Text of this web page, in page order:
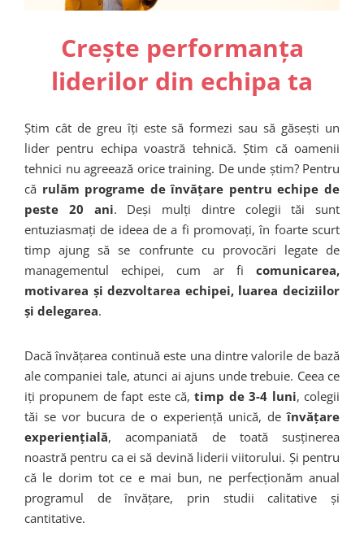
Crește performanța
liderilor din echipa ta
Știm cât de greu îți este să formezi sau să găsești un
lider pentru echipa voastră tehnică. Știm că oamenii
tehnici nu agreează orice training. De unde știm? Pentru
că rulăm programe de învățare pentru echipe de
peste 20 ani. Deși mulți dintre colegii tăi sunt
entuziasmați de ideea de a fi promovați, în foarte scurt
timp ajung să se confrunte cu provocări legate de
managementul echipei, cum ar fi comunicarea,
motivarea și dezvoltarea echipei, luarea deciziilor
și delegarea.
Dacă învățarea continuă este una dintre valorile de bază
ale companiei tale, atunci ai ajuns unde trebuie. Ceea ce
iți propunem de fapt este că,timp de 3-4 luni, colegii
tăi se vor bucura de o experiență unică, deînvățare
experiențială, acompaniată de toată susținerea
noastră pentru ca ei să devină liderii viitorului. Și pentru
că le dorim tot ce e mai bun, ne perfecționăm anual
programul de învățare, prin studii calitative și
cantitative.